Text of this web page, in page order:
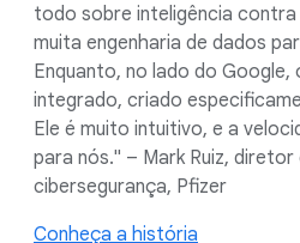
todo sobre inteligência contra
muita engenharia de dados
Enquanto, no lado do Google,
integrado, criado
Ele é muito intuitivo, e a
para nós." – Mark Ruiz, diretor
cibersegurança, Pfizer
Conheça a história